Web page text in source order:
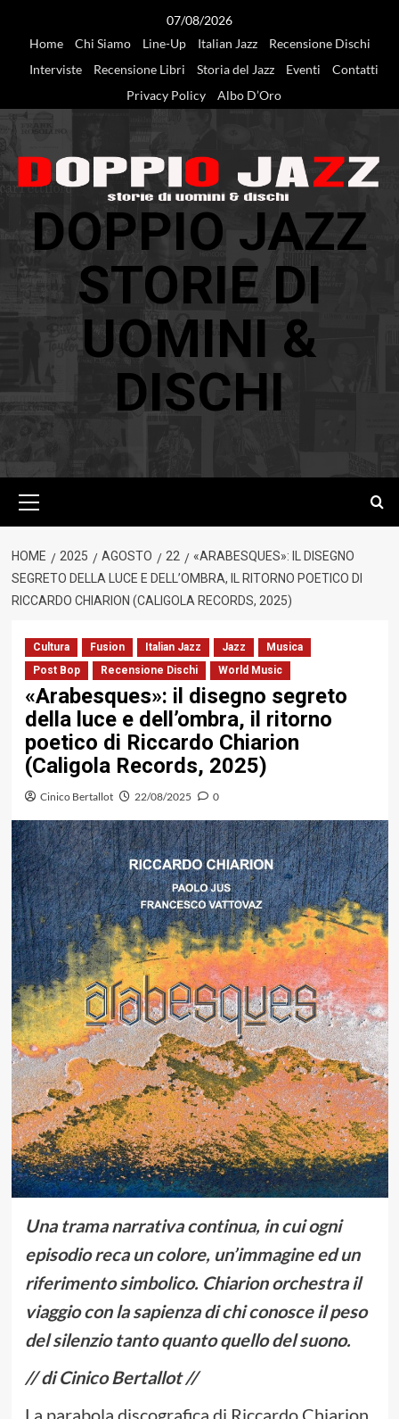
07/08/2026
Home
Chi Siamo Line-Up Italian Jazz
Recensione Dischi
Interviste
Recensione Libri Storia del Jazz Eventi
Contatti
Privacy Policy
Albo D’Oro
DOPPIO JAZZ
STORIE DI
UOMINI &
DISCHI
principale
HOME 2025 AGOSTO 22
«ARABESQUES»: IL DISEGNO
SEGRETO DELLA LUCE E DELL’OMBRA, IL RITORNO POETICO DI
RICCARDO CHIARION (CALIGOLA RECORDS, 2025)
Cultura Fusion Italian Jazz Jazz
Musica
Post Bop
Recensione Dischi World Music
«Arabesques»: il disegno segreto
della luce e dell’ombra, il ritorno
poetico di Riccardo Chiarion
(Caligola Records, 2025)
Cinico Bertallot 22/08/2025 0
Una trama narrativa continua, in cui ogni
episodio reca un colore, un’immagine ed un
riferimento simbolico. Chiarion orchestra il
viaggio con la sapienza di chi conosce il peso
del silenzio tanto quanto quello del suono.
// di Cinico Bertallot //